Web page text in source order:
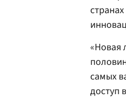
«Новая
самых
доступ